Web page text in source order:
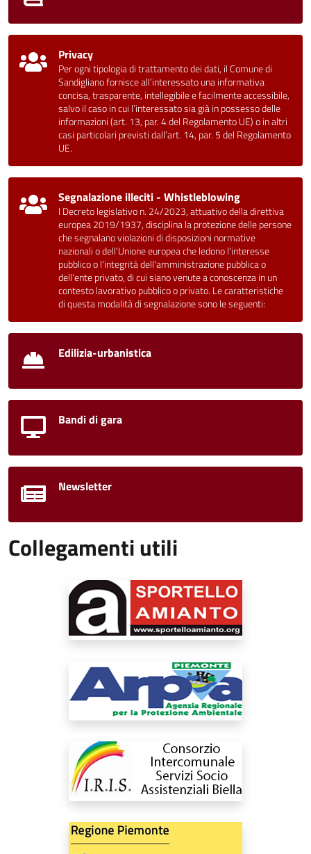
Privacy
Per ogni tipologia di trattamento dei dati, il Comune di
Sandigliano fornisce all’interessato una informativa
concisa, trasparente, intellegibile e facilmente accessibile,
salvo il caso in cui l’interessato sia già in possesso delle
informazioni (art. 13, par. 4 del Regolamento UE) o in altri
casi particolari previsti dall’art. 14, par. 5 del Regolamento
UE.
Segnalazione illeciti - Whistleblowing
l Decreto legislativo n. 24/2023, attuativo della direttiva
europea 2019/1937, disciplina la protezione delle persone
che segnalano violazioni di disposizioni normative
nazionali o dell'Unione europea che ledono l'interesse
pubblico o l'integrità dell'amministrazione pubblica o
dell'ente privato, di cui siano venute a conoscenza in un
contesto lavorativo pubblico o privato. Le caratteristiche
di questa modalità di segnalazione sono le seguenti:
Edilizia-urbanistica
Bandi di gara
Newsletter
Collegamenti utili